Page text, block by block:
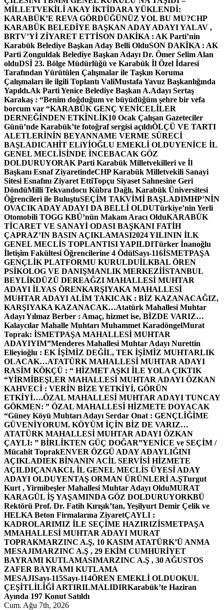
MİLLETVEKİLİ AKAY İKTİDARA YÜKLENDİ:
KARABÜK’E REVA GÖRDÜĞÜNÜZ YOL BU MU?CHP
KARABÜK BELEDİYE BAŞKAN ADAY ADAYI YALAV ,
BRTV’Yİ ZİYARET ETTİSON DAKİKA : AK Parti’nin
Karabük Belediye Başkan Aday Belli OlduSON DAKİKA : AK
Parti Zonguldak Belediye Başkan Adayı Dr. Ömer Selim Alan
olduDSİ 23. Bölge Müdürlüğü ve Karabük İl Özel İdaresi
Tarafından Yürütülen Çalışmalar ile Taşkın Koruma
Çalışmaları ile ilgili Toplantı ValiMustafa Yavuz Başkanlığında
Yapıldı.Ak Parti Yenice Belediye Başkan A.Adayı Sertaş
Karakaş : “Benim doğduğum ve büyüdüğüm şehre bir vefa
borcum var “KARABÜK GENÇ YENİCELİLER
DERNEĞİNDEN ETKİNLİK10 Ocak Çalışan Gazeteciler
Günü’nde Karabük’te fotoğraf sergisi açıldıÖLÇÜ VE TARTI
ALETLERİNİN BEYANNAME VERME SÜRECİ
BAŞLADICAHİT ELiYİOĞLU EMEKLİ OLDUYENİCE İL
GENEL MECLİSİNDE İNCEBACAK GÖZ
DOLDURUYORAK Parti Karabük Milletvekilleri ve İl
Başkanı Esnaf ZiyaretindeCHP Karabük Milletvekili Sanayi
Sitesi Esnafını Ziyaret EttiTopçu Siyaset Sahnesine Geri
DöndüMilli Tekvandocu Kübra Dağlı, Karabük Üniversitesi
Öğrencileri ile BuluştuSEÇİM TAKVİMİ BAŞLADIMHP’NİN
OVACIK ADAY ADAYI DA BELLİ OLDUTürkiye’nin Yerli
Otomobili TOGG KBÜ’nün Makam Aracı OlduKARABÜK
TİCARET VE SANAYİ ODASI BAŞKANI FATİH
ÇAPRAZ’IN BASIN AÇIKLAMASI2024 YILININ İLK
GENEL MECLİS TOPLANTISI YAPILDITürker İnanoğlu
İletişim Fakültesi Öğrencilerine 4 ÖdülSayı-116İSMETPAŞA
GENÇLİK PLATFORMU KURULDUİLKBAL ÖREN
PSİKOLOG VE DANIŞMANLIK MERKEZİİSTANBUL
BEYLİKDÜZÜ DEREAĞZI MAHALLESİ MUHTAR
ADAYI İLYAS ÖRENKARŞIYAKA MAHALLESİ
MUHTAR ADAYI ALİM TAKICAK : BİZ KAZANACAĞIZ,
KARŞIYAKA KAZANACAK…Atatürk Mahallesi Muhtar
Adayı Yılmaz Berber : Amaç, hizmet ise, BİZDE VARIZ…
Kalaycılar Mahalle Muhtarı Muhammet KaradöngelMurat
Toprak: İSMETPAŞA MAHALLESİ MUHTAR
ADAYIYIM”Menderes Mahallesi Muhtar Adayı Nurettin
Elieyioğlu : EK İŞİMİZ DEĞİL, TEK İŞİMİZ MUHTARLIK
OLACAK…ATATÜRK MAHALLESİ MUHTAR ADAYI
RASİM KÖKÇÜ : “ HİZMET AŞKI İLE YOLA ÇIKTIK
“YİRMİBEŞLER MAHALLESİ MUHTAR ADAYI ÖZKAN
KAHVECİ : VERİN BİZE YETKİYİ, GÖRÜN
ETKİYİ….ÖZAL MAHALLESİ MUHTAR ADAYI TUNCAY
GÖKMEN: ” ÖZAL MAHALLESİ HİZMETE DOYACAK
“Güney Köyü Muhtarı Adayı Serdar Onat : GENÇLİĞİME
GÜVENİYORUM. KÖYÜM İÇİN BİZ DE VARIZ…
ATATÜRK MAHALLESİ MUHTAR ADAYI ÖZKAN
ÇAYLI: ” BİRLİKTEN GÜÇ DOĞAR”YENİCE ve SEÇİM /
Mücahit ToprakENVER ÖZGÜ ADAY ADAYLIĞINI
AÇIKLADIEK BİNANIN ACİL SERVİSİ HİZMETE
AÇILDIÇANAKCI, İL GENEL MECLİS ÜYESİ ADAY
ADAYI OLDUYENTAŞ ORMAN ÜRÜNLERİ A.ŞTurgut
Kurt , Yirmibeşler Mahallesi Muhtar Adayı OlduMURAT
KARAGÜL İŞ YAŞAMINDA GÖZ DOLDURUYORKBÜ
Rektörü Prof. Dr. Fatih Kırışık’tan, Yeşilyurt Demir Çelik ve
HELKA Beton Firmalarına ZiyaretÇAYLI :
KADROLARIMIZ İLE SEÇİME HAZIRIZİSMETPAŞA
MMAHALLESİ MUHTAR ADAYI MURAT
TOPRAKMARZINC A.Ş, 10 KASIM ATATÜRK’Ü ANMA
MESAJIMARZINC A.Ş , 29 EKİM CUMHURİYET
BAYRAMI KUTLAMASIMARZINC A.Ş , 30 AĞUSTOS
ZAFER BAYRAMI KUTLAMA
MESAJISayı-115Sayı-114ÖREN EMEKLİ OLDUOKUL
ÇEŞİTLİLİĞİ ARTIRILMALIDIRKarabük’te Haziran
Ayında 197 Konut Satıldı
Cum. Ağu 7th, 2026